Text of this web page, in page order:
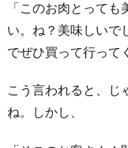
「このお肉とって
い。ね？美味しいで
でぜひ買って行って
こう言われると、じ
ね。しかし、